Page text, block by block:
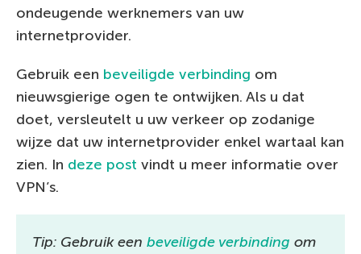
ondeugende werknemers van uw
internetprovider.
Gebruik een beveiligde verbinding om
nieuwsgierige ogen te ontwijken. Als u dat
doet, versleutelt u uw verkeer op zodanige
wijze dat uw internetprovider enkel wartaal kan
zien. In deze post vindt u meer informatie over
VPN’s.
Tip: Gebruik een beveiligde verbinding om